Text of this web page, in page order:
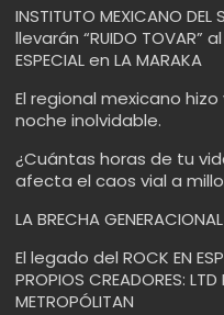
INSTITUTO MEXICANO DEL
llevarán “RUIDO TOVAR”
ESPECIAL en LA MARAKA
El regional mexicano
noche inolvidable.
¿Cuántas horas de tu
afecta el caos vial a
LA BRECHA GENERACIONAL
El legado del ROCK EN
PROPIOS CREADORES:
METROPÓLITAN